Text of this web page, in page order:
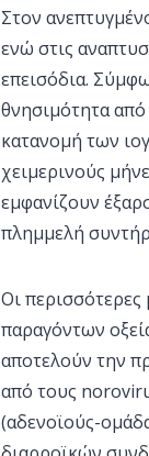
Στον
ενώ στις
επεισόδια.
θνησιμότητα από
κατανομή των
χειμερινούς
εμφανίζουν
πλημμελή
Οι
παραγόντων
αποτελούν την
από τους
(αδενοϊούς-